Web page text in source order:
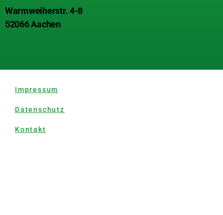
Warmweiherstr. 4-8
52066 Aachen
Impressum
Datenschutz
Kontakt